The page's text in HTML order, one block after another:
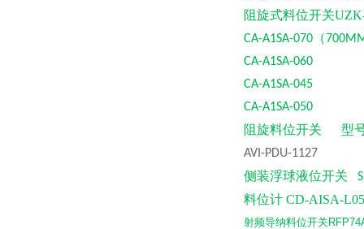
阻旋式料位开关
CA-A1SA-070 （
CA-A1SA-060
CA-A1SA-045
CA-A1SA-050
阻旋料位开关 型
AVI-PDU-1127
侧装浮球液位开关
料位计 CD-AISA-
射频导纳料位开关